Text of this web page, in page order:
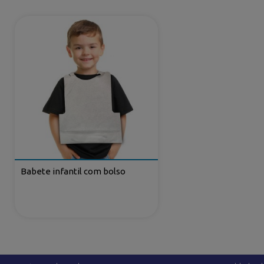
Babete infantil com bolso